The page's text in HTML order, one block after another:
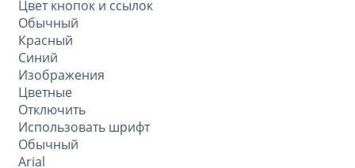
Цвет кнопок и ссылок
Обычный
Красный
Синий
Изображения
Цветные
Отключить
Использовать шрифт
Обычный
Arial